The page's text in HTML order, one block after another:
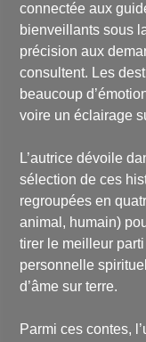
connectée aux
bienveillants sous
précision aux
consultent. Les
beaucoup
voire un éclairage
L’autrice dévoile
sélection de ces
regroupées en
animal, humain)
tirer le meilleur
personnelle
d’âme sur terre.
Parmi ces contes,